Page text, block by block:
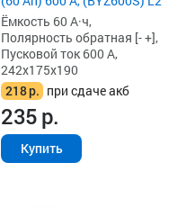
Ёмкость 60 А·ч,
Полярность обратная [- +],
Пусковой ток 600 А,
242x175x190
218р. при сдаче акб
235р.
Купить